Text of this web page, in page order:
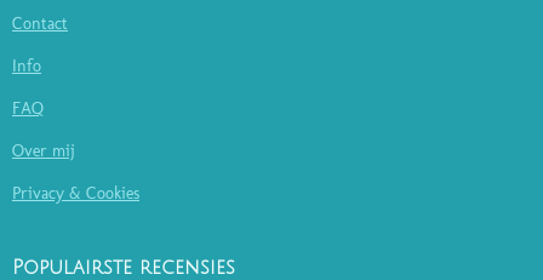
Contact
Info
FAQ
Over mij
Privacy & Cookies
Populairste recensies